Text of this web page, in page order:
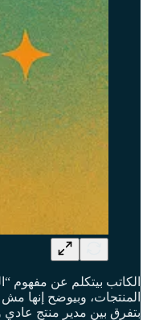
الكاتب بيتكلم عن مفهوم
المنتجات، وبيوضح إنها
بتفرق بين مدير منتج عادي